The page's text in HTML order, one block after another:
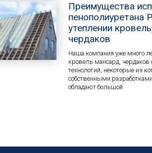
Преимущества
пенополиуретана
утеплении
чердаков
Наша компания уже много
кровель мансард,
технологий, некоторые из
собственными
обладают большой